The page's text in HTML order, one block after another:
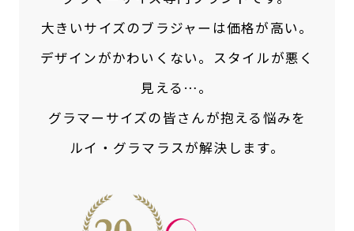
大きいサイズのブラジャーは価格が高い。
デザインがかわいくない。スタイルが悪く
見える…。
グラマーサイズの皆さんが抱える悩みを
ルイ・グラマラスが解決します。